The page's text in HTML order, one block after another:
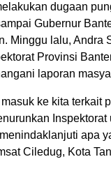
dugaan
Gubernur
Minggu lalu, Andra
Provinsi
laporan
ke kita terkait
Inspektorat
apa
Ciledug, Kota